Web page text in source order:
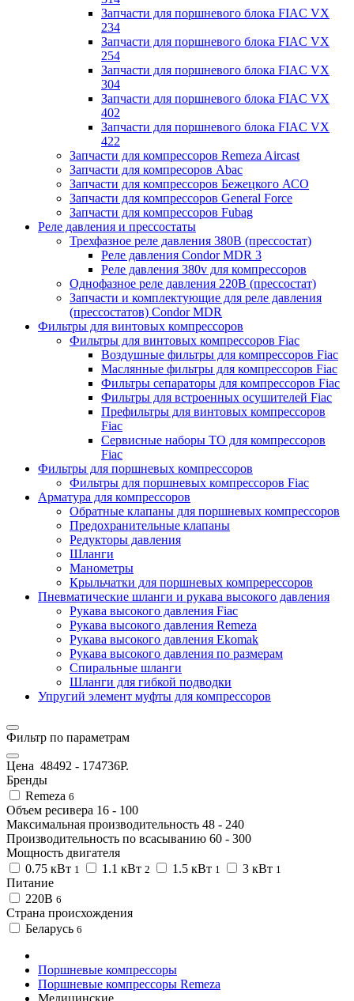
Запчасти для поршневого блока FIAC VX
234
Запчасти для поршневого блока FIAC VX
254
Запчасти для поршневого блока FIAC VX
304
Запчасти для поршневого блока FIAC VX
402
Запчасти для поршневого блока FIAC VX
422
Запчасти для компрессоров Remeza Aircast
Запчасти для компресоров Abac
Запчасти для компрессоров Бежецкого АСО
Запчасти для компрессоров General Force
Запчасти для компрессоров Fubag
Реле давления и прессостаты
Трехфазное реле давления 380В (прессостат)
Реле давления Condor MDR 3
Реле давления 380v для компрессоров
Однофазное реле давления 220В (прессостат)
Запчасти и комплектующие для реле давления
(прессостатов) Condor MDR
Фильтры для винтовых компрессоров
Фильтры для винтовых компрессоров Fiac
Воздушные фильтры для компрессоров Fiac
Маслянные фильтры для компрессоров Fiac
Фильтры сепараторы для компрессоров Fiac
Фильтры для встроенных осушителей Fiac
Префильтры для винтовых компрессоров
Fiac
Сервисные наборы ТО для компрессоров
Fiac
Фильтры для поршневых компрессоров
Фильтры для поршневых компрессоров Fiac
Арматура для компрессоров
Обратные клапаны для поршневых компрессоров
Предохранительные клапаны
Редукторы давления
Шланги
Манометры
Крыльчатки для поршневых компререссоров
Пневматические шланги и рукава высокого давления
Рукава высокого давления Fiac
Рукава высокого давления Remeza
Рукава высокого давления Ekomak
Рукава высокого давления по размерам
Спиральные шланги
Шланги для гибкой подводки
Упругий элемент муфты для компрессоров
Фильтр по параметрам
Цена 48492 - 174736Р.
Бренды
Remeza 6
Объем ресивера 16 - 100
Максимальная производительность 48 - 240
Производительность по всасыванию 60 - 300
Мощность двигателя
0.75 кВт 1 1.1 кВт 2 1.5 кВт 1 3 кВт 1
Питание
220В 6
Страна происхождения
Беларусь 6
Поршневые компрессоры
Поршневые компрессоры Remeza
Медицинские